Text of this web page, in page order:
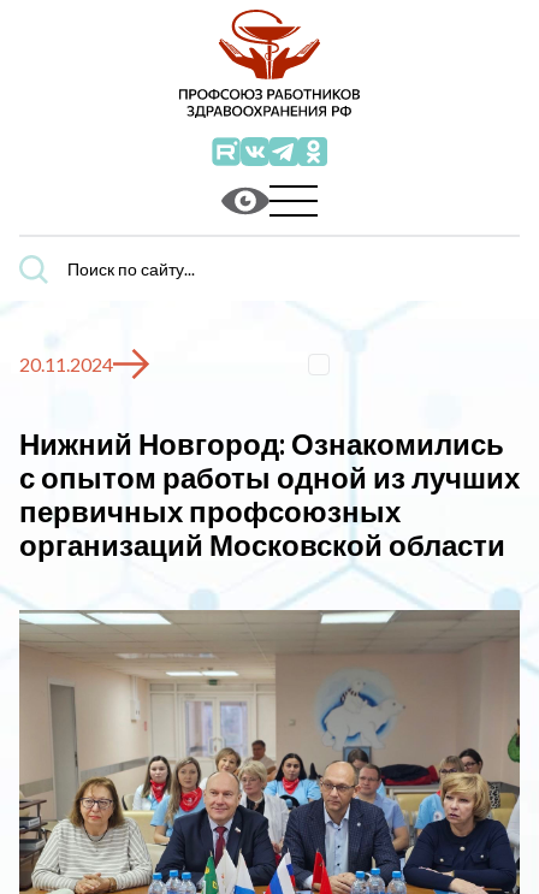
Поиск
по
20.11.2024
Нижний Новгород: Ознакомились
с опытом работы одной из лучших
первичных профсоюзных
организаций Московской области